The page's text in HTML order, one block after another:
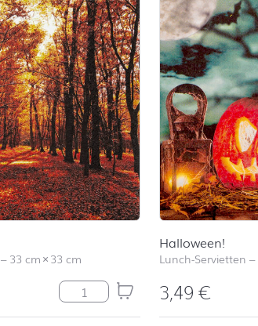
–33 cm×33 cm
Autumn Forest Menge
Halloween!
Lunch-Servietten –
3,49€